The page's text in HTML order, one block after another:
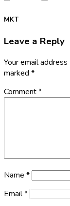
MKT
Leave a Reply
Your email
marked *
Comment*
Name *
Email*